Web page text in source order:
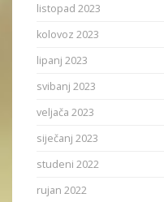
listopad 2023
kolovoz 2023
lipanj 2023
svibanj 2023
veljača 2023
siječanj 2023
studeni 2022
rujan 2022